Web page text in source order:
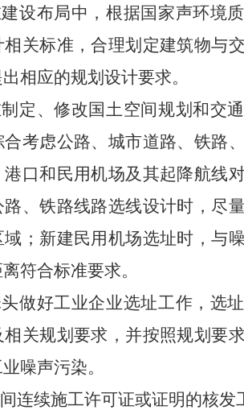
设布局中，根据国家声环境
关标准，合理划定建筑物与
相应的规划设计要求。
定、修改国土空间规划和交
合考虑公路、城市道路、铁路
口和民用机场及其起降航线
、铁路线路选线设计时，尽
；新建民用机场选址时，与
符合标准要求。
做好工业企业选址工作，选
相关规划要求，并按照规划要
噪声污染。
连续施工许可证或证明的核发